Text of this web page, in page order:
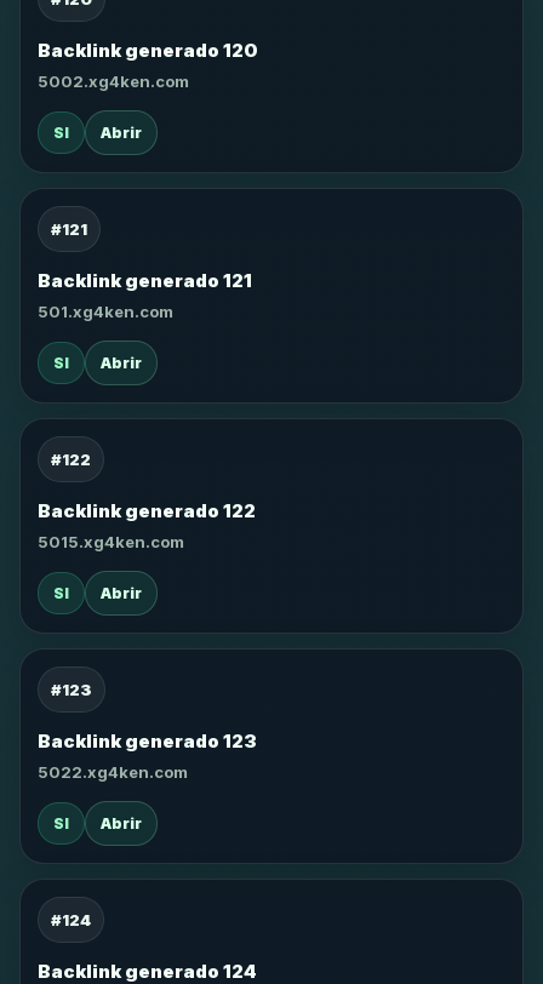
Backlink generado 120
5002.xg4ken.com
SI Abrir
#121
Backlink generado 121
501.xg4ken.com
SI Abrir
#122
Backlink generado 122
5015.xg4ken.com
SI Abrir
#123
Backlink generado 123
5022.xg4ken.com
SI Abrir
#124
Backlink generado 124